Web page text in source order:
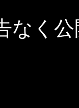
なく